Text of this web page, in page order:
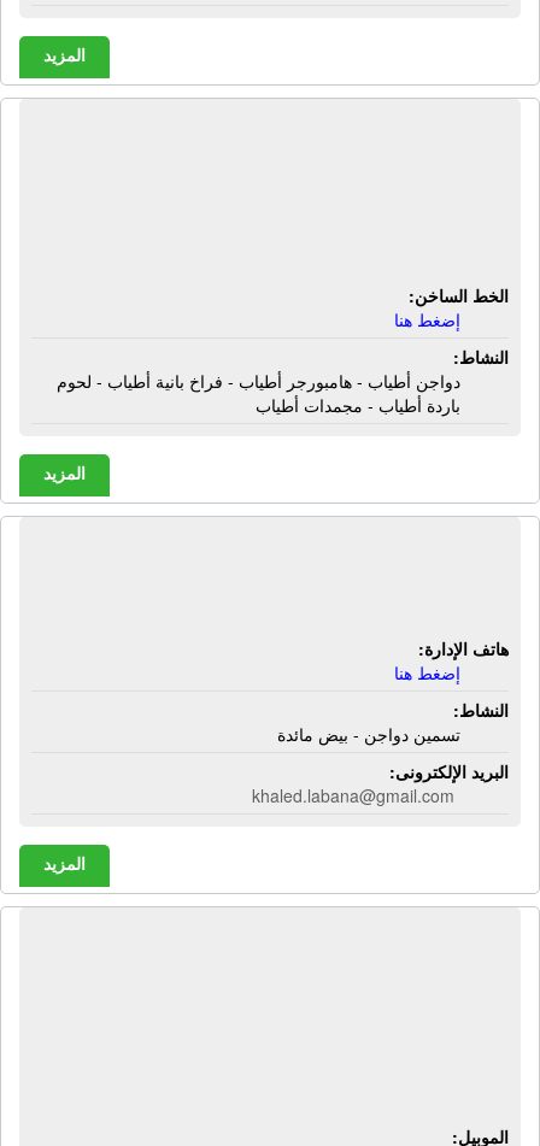
المزيد
الخط الساخن:
إضغط هنا
النشاط:
دواجن أطياب - هامبورجر أطياب - فراخ بانية أطياب - لحوم
باردة أطياب - مجمدات أطياب
المزيد
هاتف الإدارة:
إضغط هنا
النشاط:
تسمين دواجن - بيض مائدة
البريد الإلكترونى:
khaled.labana@gmail.com
المزيد
الموبيل: